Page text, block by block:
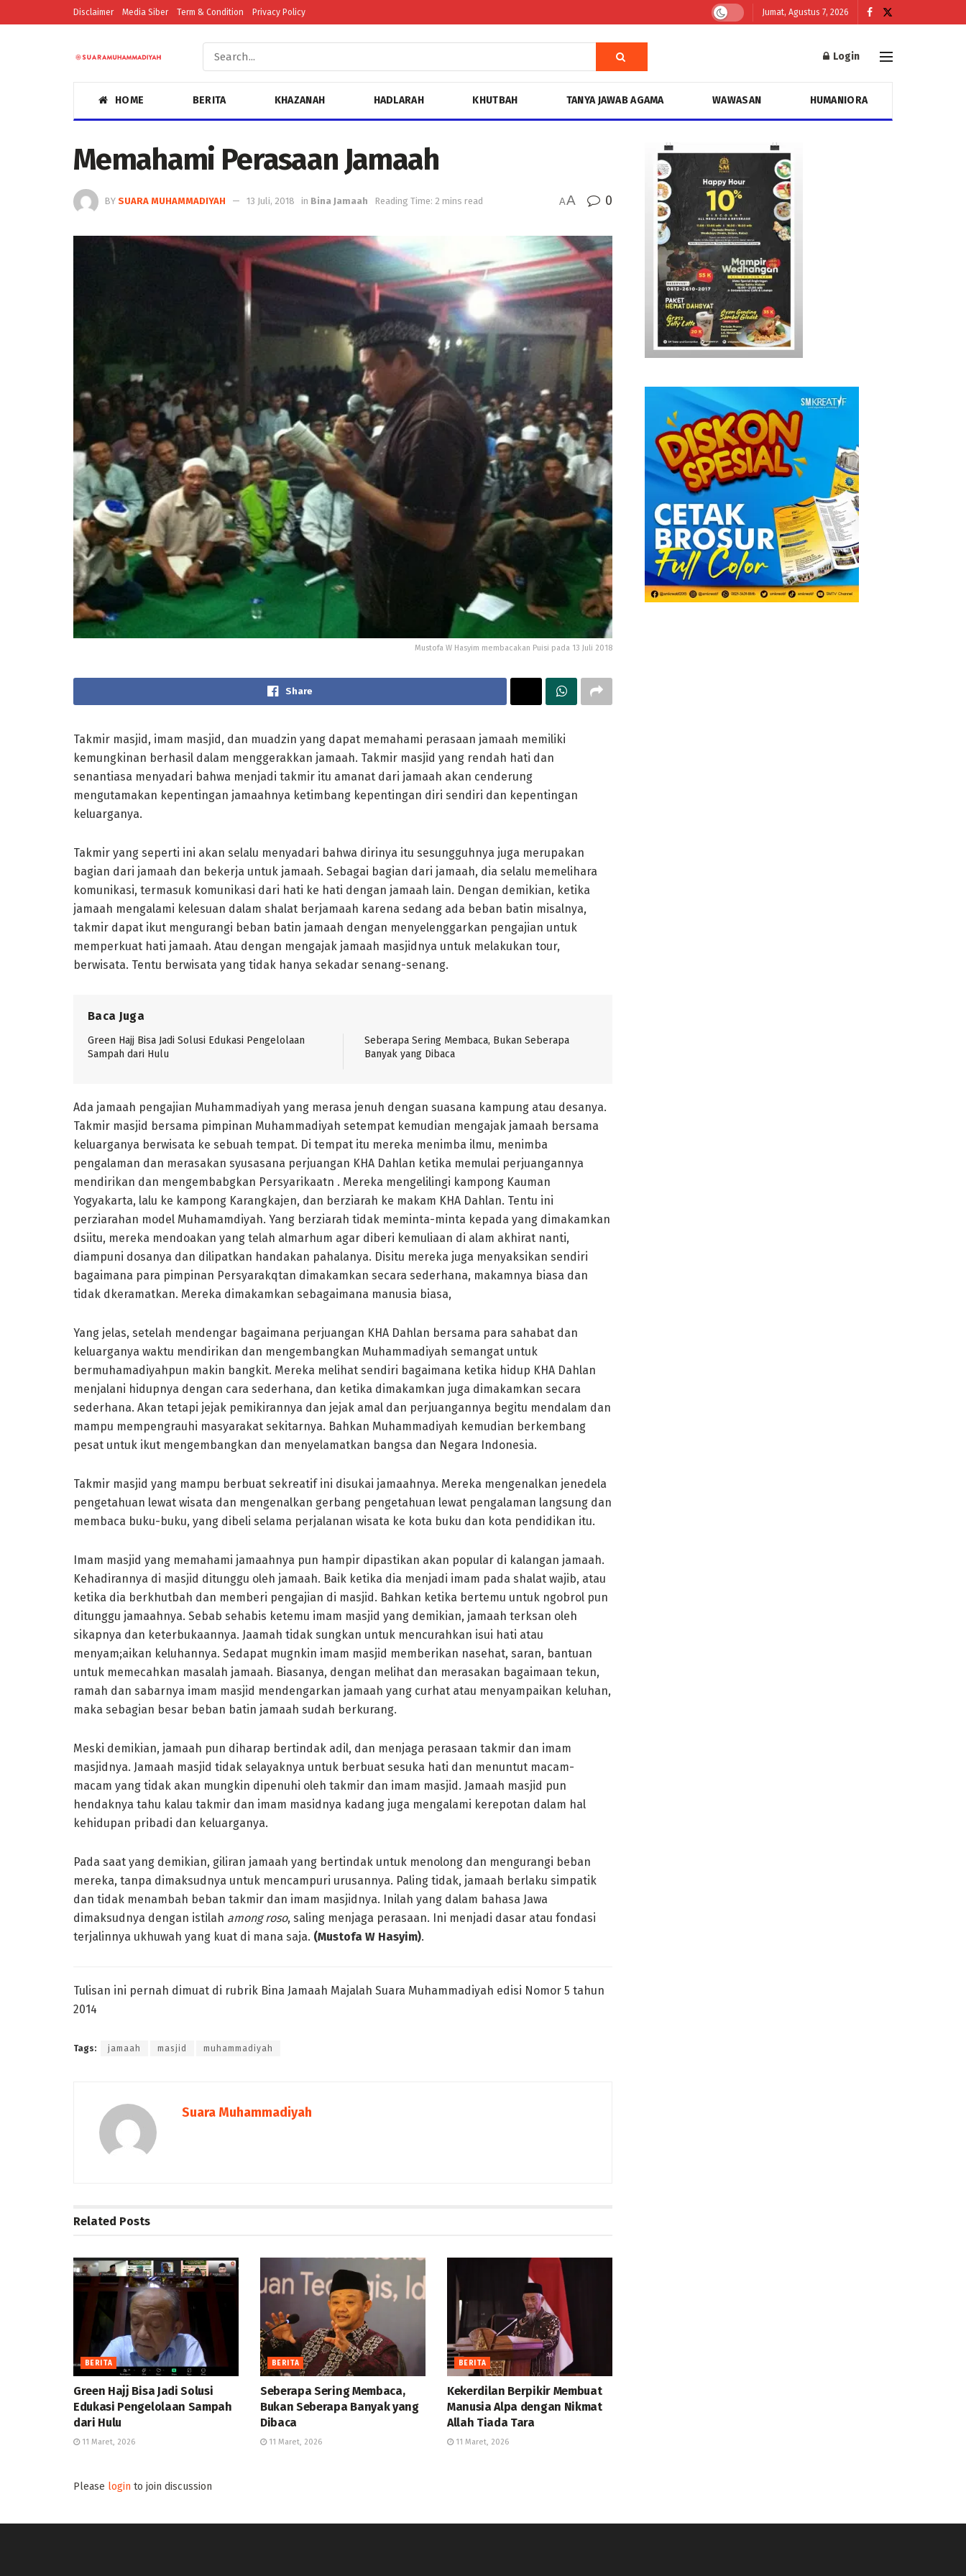
Disclaimer Media Siber Term & Condition Privacy Policy Jumat, Agustus 7, 2026
Login
HOME BERITA KHAZANAH HADLARAH KHUTBAH TANYA JAWAB AGAMA WAWASAN HUMANIORA
Memahami Perasaan Jamaah
BY SUARA MUHAMMADIYAH 13 Juli, 2018 in Bina Jamaah Reading Time: 2 mins read AA 0
Mustofa W Hasyim membacakan Puisi pada 13 Juli 2018
Share
Takmir masjid, imam masjid, dan muadzin yang dapat memahami perasaan jamaah memiliki
kemungkinan berhasil dalam menggerakkan jamaah. Takmir masjid yang rendah hati dan
senantiasa menyadari bahwa menjadi takmir itu amanat dari jamaah akan cenderung
mengutamakan kepentingan jamaahnya ketimbang kepentingan diri sendiri dan kepentingan
keluarganya.
Takmir yang seperti ini akan selalu menyadari bahwa dirinya itu sesungguhnya juga merupakan
bagian dari jamaah dan bekerja untuk jamaah. Sebagai bagian dari jamaah, dia selalu memelihara
komunikasi, termasuk komunikasi dari hati ke hati dengan jamaah lain. Dengan demikian, ketika
jamaah mengalami kelesuan dalam shalat berjamaah karena sedang ada beban batin misalnya,
takmir dapat ikut mengurangi beban batin jamaah dengan menyelenggarkan pengajian untuk
memperkuat hati jamaah. Atau dengan mengajak jamaah masjidnya untuk melakukan tour,
berwisata. Tentu berwisata yang tidak hanya sekadar senang-senang.
Baca Juga
Green Hajj Bisa Jadi Solusi Edukasi Pengelolaan
Sampah dari Hulu
Seberapa Sering Membaca, Bukan Seberapa
Banyak yang Dibaca
Ada jamaah pengajian Muhammadiyah yang merasa jenuh dengan suasana kampung atau desanya.
Takmir masjid bersama pimpinan Muhammadiyah setempat kemudian mengajak jamaah bersama
keluarganya berwisata ke sebuah tempat. Di tempat itu mereka menimba ilmu, menimba
pengalaman dan merasakan syusasana perjuangan KHA Dahlan ketika memulai perjuangannya
mendirikan dan mengembabgkan Persyarikaatn . Mereka mengelilingi kampong Kauman
Yogyakarta, lalu ke kampong Karangkajen, dan berziarah ke makam KHA Dahlan. Tentu ini
perziarahan model Muhamamdiyah. Yang berziarah tidak meminta-minta kepada yang dimakamkan
dsiitu, mereka mendoakan yang telah almarhum agar diberi kemuliaan di alam akhirat nanti,
diampuni dosanya dan dilipatkan handakan pahalanya. Disitu mereka juga menyaksikan sendiri
bagaimana para pimpinan Persyarakqtan dimakamkan secara sederhana, makamnya biasa dan
tidak dkeramatkan. Mereka dimakamkan sebagaimana manusia biasa,
Yang jelas, setelah mendengar bagaimana perjuangan KHA Dahlan bersama para sahabat dan
keluarganya waktu mendirikan dan mengembangkan Muhammadiyah semangat untuk
bermuhamadiyahpun makin bangkit. Mereka melihat sendiri bagaimana ketika hidup KHA Dahlan
menjalani hidupnya dengan cara sederhana, dan ketika dimakamkan juga dimakamkan secara
sederhana. Akan tetapi jejak pemikirannya dan jejak amal dan perjuangannya begitu mendalam dan
mampu mempengrauhi masyarakat sekitarnya. Bahkan Muhammadiyah kemudian berkembang
pesat untuk ikut mengembangkan dan menyelamatkan bangsa dan Negara Indonesia.
Takmir masjid yang mampu berbuat sekreatif ini disukai jamaahnya. Mereka mengenalkan jenedela
pengetahuan lewat wisata dan mengenalkan gerbang pengetahuan lewat pengalaman langsung dan
membaca buku-buku, yang dibeli selama perjalanan wisata ke kota buku dan kota pendidikan itu.
Imam masjid yang memahami jamaahnya pun hampir dipastikan akan popular di kalangan jamaah.
Kehadirannya di masjid ditunggu oleh jamaah. Baik ketika dia menjadi imam pada shalat wajib, atau
ketika dia berkhutbah dan memberi pengajian di masjid. Bahkan ketika bertemu untuk ngobrol pun
ditunggu jamaahnya. Sebab sehabis ketemu imam masjid yang demikian, jamaah terksan oleh
sikapnya dan keterbukaannya. Jaamah tidak sungkan untuk mencurahkan isui hati atau
menyam;aikan keluhannya. Sedapat mugnkin imam masjid memberikan nasehat, saran, bantuan
untuk memecahkan masalah jamaah. Biasanya, dengan melihat dan merasakan bagaimaan tekun,
ramah dan sabarnya imam masjid mendengarkan jamaah yang curhat atau menyampaikan keluhan,
maka sebagian besar beban batin jamaah sudah berkurang.
Meski demikian, jamaah pun diharap bertindak adil, dan menjaga perasaan takmir dan imam
masjidnya. Jamaah masjid tidak selayaknya untuk berbuat sesuka hati dan menuntut macam-
macam yang tidak akan mungkin dipenuhi oleh takmir dan imam masjid. Jamaah masjid pun
hendaknya tahu kalau takmir dan imam masidnya kadang juga mengalami kerepotan dalam hal
kehidupan pribadi dan keluarganya.
Pada saat yang demikian, giliran jamaah yang bertindak untuk menolong dan mengurangi beban
mereka, tanpa dimaksudnya untuk mencampuri urusannya. Paling tidak, jamaah berlaku simpatik
dan tidak menambah beban takmir dan imam masjidnya. Inilah yang dalam bahasa Jawa
dimaksudnya dengan istilah among roso, saling menjaga perasaan. Ini menjadi dasar atau fondasi
terjalinnya ukhuwah yang kuat di mana saja. (Mustofa W Hasyim).
Tulisan ini pernah dimuat di rubrik Bina Jamaah Majalah Suara Muhammadiyah edisi Nomor 5 tahun
2014
Tags: jamaah masjid muhammadiyah
Suara Muhammadiyah
Related Posts
BERITA
Green Hajj Bisa Jadi Solusi
Edukasi Pengelolaan Sampah
dari Hulu
11 Maret, 2026
BERITA
Seberapa Sering Membaca,
Bukan Seberapa Banyak yang
Dibaca
11 Maret, 2026
BERITA
Kekerdilan Berpikir Membuat
Manusia Alpa dengan Nikmat
Allah Tiada Tara
11 Maret, 2026
Please login to join discussion